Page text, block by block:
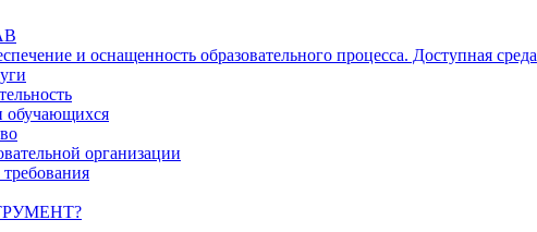
и оснащенность образовательного процесса. Доступная среда
обучающихся
организации